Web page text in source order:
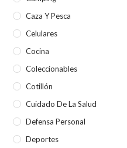
Caza Y Pesca
Celulares
Cocina
Coleccionables
Cotillón
Cuidado De La Salud
Defensa Personal
Deportes